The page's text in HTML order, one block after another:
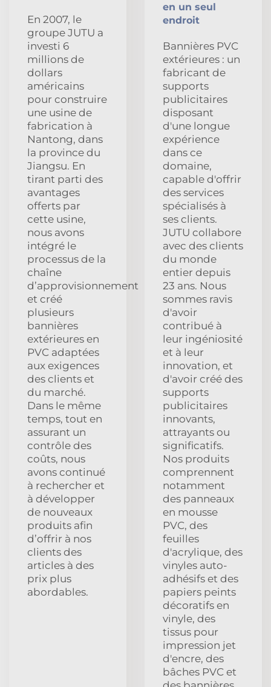
En 2007, le
groupe JUTU a
investi 6
millions de
dollars
américains
pour construire
une usine de
fabrication à
Nantong, dans
la province du
Jiangsu. En
tirant parti des
avantages
offerts par
cette usine,
nous avons
intégré le
processus de la
chaîne
d’approvisionnement
et créé
plusieurs
bannières
extérieures en
PVC adaptées
aux exigences
des clients et
du marché.
Dans le même
temps, tout en
assurant un
contrôle des
coûts, nous
avons continué
à rechercher et
à développer
de nouveaux
produits afin
d’offrir à nos
clients des
articles à des
prix plus
abordables.
en un seul
endroit
Bannières PVC
extérieures : un
fabricant de
supports
publicitaires
disposant
d'une longue
expérience
dans ce
domaine,
capable d'offrir
des services
spécialisés à
ses clients.
JUTU collabore
avec des clients
du monde
entier depuis
23 ans. Nous
sommes ravis
d'avoir
contribué à
leur ingéniosité
et à leur
innovation, et
d'avoir créé des
supports
publicitaires
innovants,
attrayants ou
significatifs.
Nos produits
comprennent
notamment
des panneaux
en mousse
PVC, des
feuilles
d'acrylique, des
vinyles auto-
adhésifs et des
papiers peints
décoratifs en
vinyle, des
tissus pour
impression jet
d'encre, des
bâches PVC et